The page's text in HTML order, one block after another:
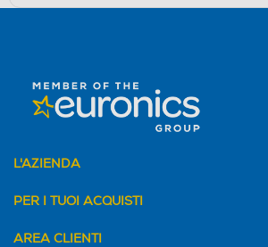
L'AZIENDA
PER I TUOI ACQUISTI
AREA CLIENTI